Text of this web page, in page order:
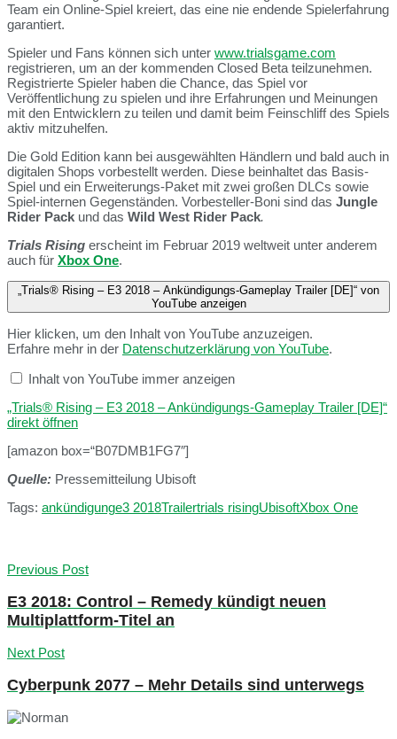
Team ein Online-Spiel kreiert, das eine nie endende Spielerfahrung
garantiert.
Spieler und Fans können sich unter www.trialsgame.com
registrieren, um an der kommenden Closed Beta teilzunehmen.
Registrierte Spieler haben die Chance, das Spiel vor
Veröffentlichung zu spielen und ihre Erfahrungen und Meinungen
mit den Entwicklern zu teilen und damit beim Feinschliff des Spiels
aktiv mitzuhelfen.
Die Gold Edition kann bei ausgewählten Händlern und bald auch in
digitalen Shops vorbestellt werden. Diese beinhaltet das Basis-
Spiel und ein Erweiterungs-Paket mit zwei großen DLCs sowie
Spiel-internen Gegenständen. Vorbesteller-Boni sind das Jungle
Rider Pack und das Wild West Rider Pack.
Trials Rising erscheint im Februar 2019 weltweit unter anderem
auch für Xbox One.
„Trials® Rising – E3 2018 – Ankündigungs-Gameplay Trailer [DE]“ von
YouTube anzeigen
Hier klicken, um den Inhalt von YouTube anzuzeigen.
Erfahre mehr in der Datenschutzerklärung von YouTube.
Inhalt von YouTube immer anzeigen
„Trials® Rising – E3 2018 – Ankündigungs-Gameplay Trailer [DE]“
direkt öffnen
[amazon box=“B07DMB1FG7″]
Quelle: Pressemitteilung Ubisoft
Tags: ankündigunge3 2018Trailertrials risingUbisoftXbox One
Previous Post
E3 2018: Control – Remedy kündigt neuen
Multiplattform-Titel an
Next Post
Cyberpunk 2077 – Mehr Details sind unterwegs